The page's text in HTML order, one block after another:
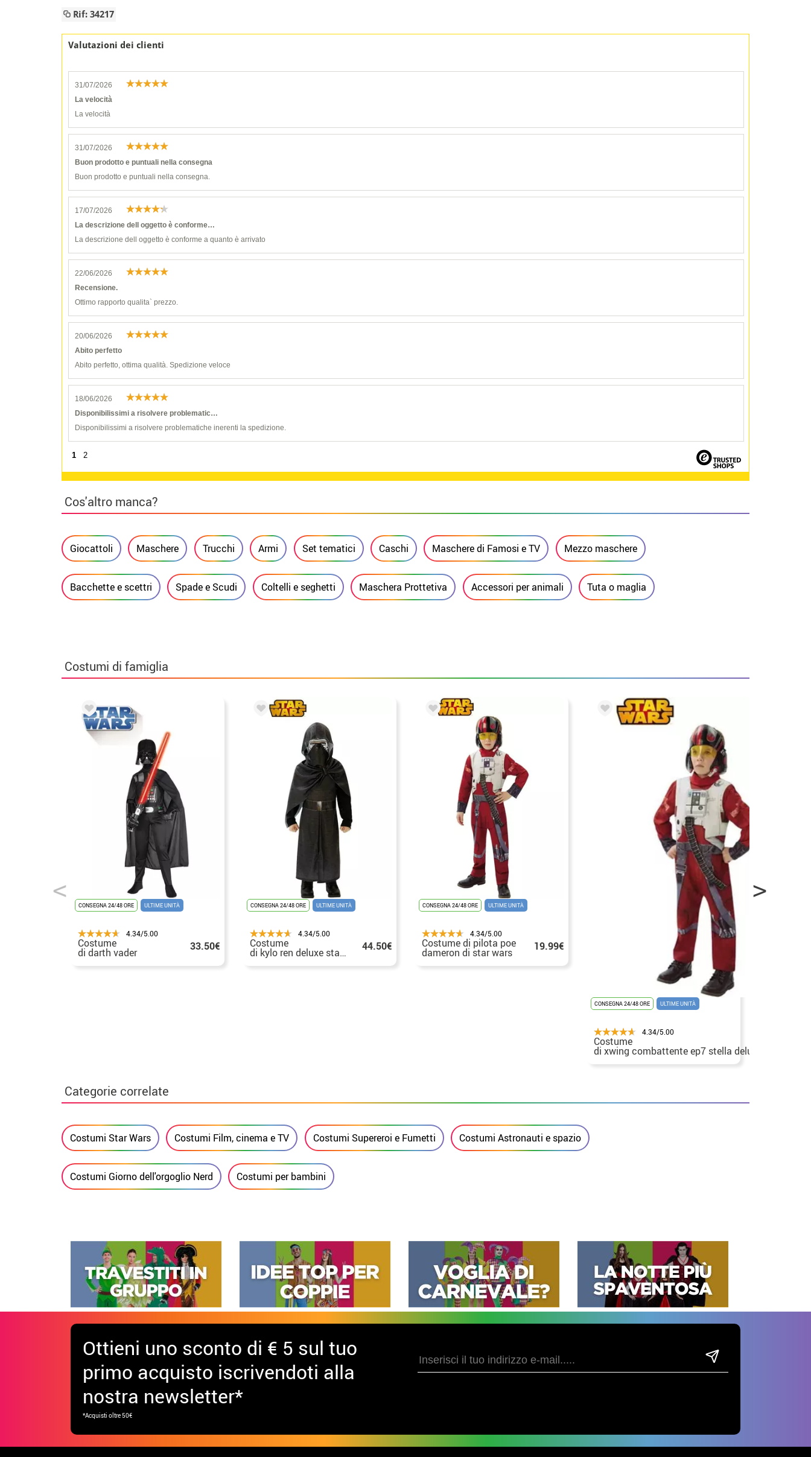
Rif: 34217
Valutazioni dei clienti
31/07/2026
La velocità
La velocità
31/07/2026
Buon prodotto e puntuali nella consegna
Buon prodotto e puntuali nella consegna.
17/07/2026
La descrizione dell oggetto è conforme…
La descrizione dell oggetto è conforme a quanto è arrivato
22/06/2026
Recensione.
Ottimo rapporto qualita` prezzo.
20/06/2026
Abito perfetto
Abito perfetto, ottima qualità. Spedizione veloce
18/06/2026
Disponibilissimi a risolvere problematic…
Disponibilissimi a risolvere problematiche inerenti la spedizione.
1 2
Cos'altro manca?
Giocattoli Maschere Trucchi Armi Set tematici Caschi Maschere di Famosi e TV Mezzo maschere
Bacchette e scettri Spade e Scudi Coltelli e seghetti Maschera Prottetiva Accessori per animali Tuta o maglia
Costumi di famiglia
CONSEGNA 24/48 ORE ULTIME UNITÀ
4.34/5.00
Costume
di darth vader 33.50€
CONSEGNA 24/48 ORE ULTIME UNITÀ
4.34/5.00
Costume
di kylo ren deluxe star wars vii
per ragazzo
44.50€
CONSEGNA 24/48 ORE ULTIME UNITÀ
4.34/5.00
Costume di pilota poe
dameron di star wars 19.99€
CONSEGNA 24/48 ORE ULTIME UNITÀ
4.34/5.00
Costume
di xwing combattente ep7 stella deluxeguerre per
bambino
Categorie correlate
Costumi Star Wars Costumi Film, cinema e TV Costumi Supereroi e Fumetti Costumi Astronauti e spazio
Costumi Giorno dell'orgoglio Nerd Costumi per bambini
Ottieni uno sconto di € 5 sul tuo
primo acquisto iscrivendoti alla
nostra newsletter*
*Acquisti oltre 50€